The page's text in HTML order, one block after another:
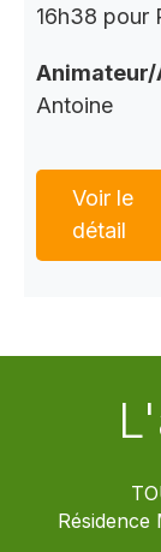
16h38 pour
Antoine
Voir le
détail
Résidence